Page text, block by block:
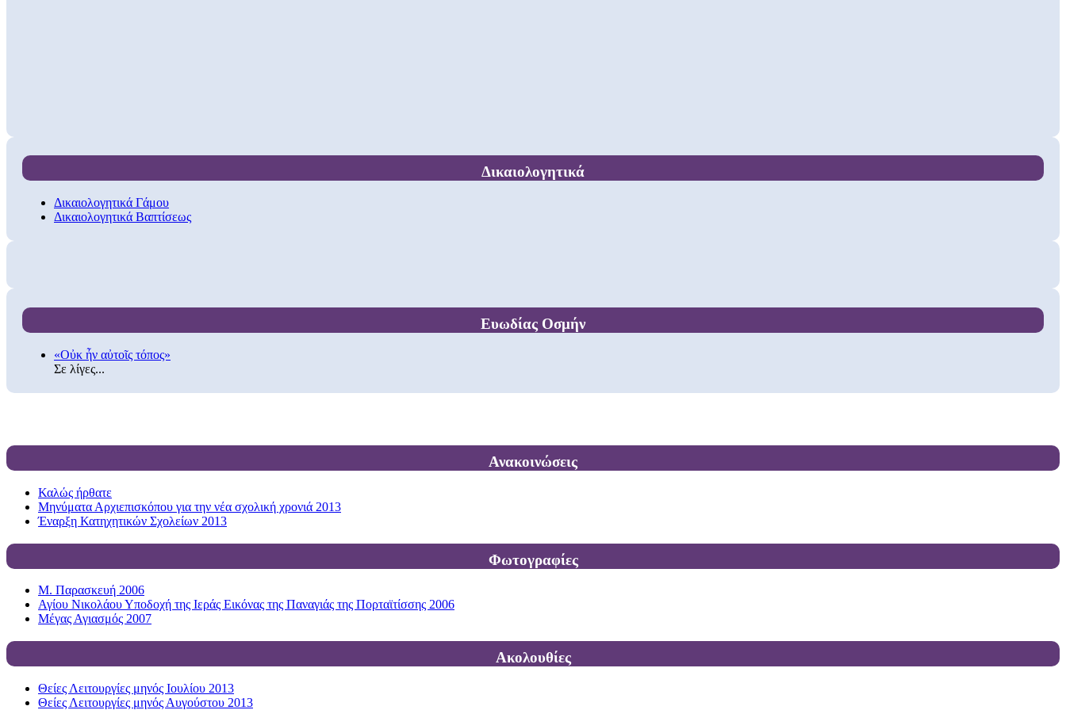
Δικαιολογητικά
Δικαιολογητικά Γάμου
Δικαιολογητικά Βαπτίσεως
Ευωδίας Οσμήν
«Οὐκ ἦν αὐτοῖς τόπος»
Σε λίγες...
Ανακοινώσεις
Καλώς ήρθατε
Μηνύματα Αρχιεπισκόπου για την νέα σχολική χρονιά 2013
Έναρξη Κατηχητικών Σχολείων 2013
Φωτογραφίες
Μ. Παρασκευή 2006
Αγίου Νικολάου Υποδοχή της Ιεράς Εικόνας της Παναγιάς της Πορταϊτίσσης 2006
Μέγας Αγιασμός 2007
Ακολουθίες
Θείες Λειτουργίες μηνός Ιουλίου 2013
Θείες Λειτουργίες μηνός Αυγούστου 2013